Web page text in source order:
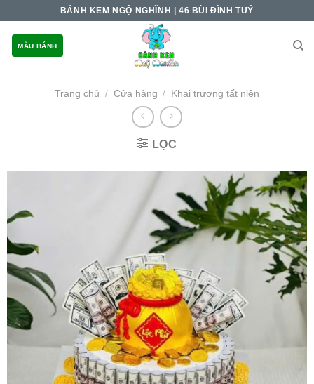
content
BÁNH KEM NGỘ NGHĨNH | 46 BÙI ĐÌNH TUÝ
MẪU BÁNH
Trang chủ / Cửa hàng / Khai trương tất niên
LỌC